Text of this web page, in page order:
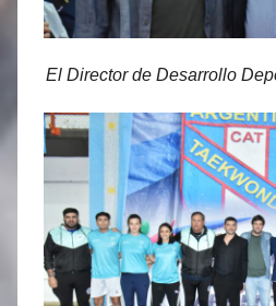
El Director de Desarrollo